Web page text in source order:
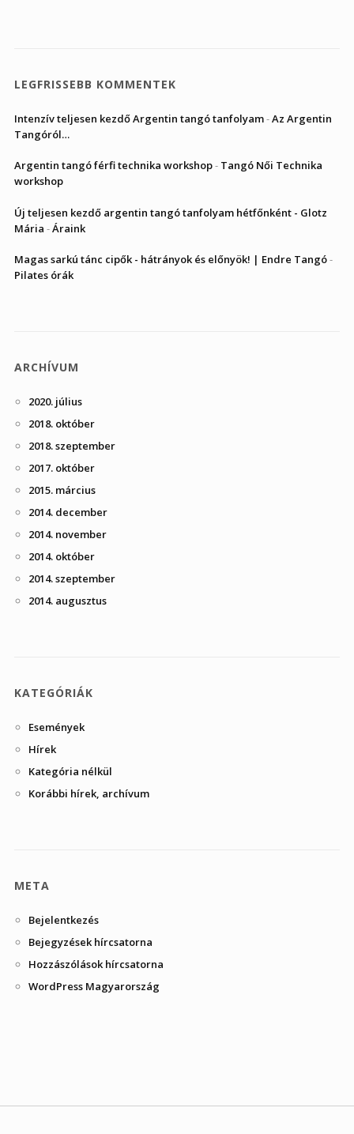
LEGFRISSEBB KOMMENTEK
Intenzív teljesen kezdő Argentin tangó tanfolyam-Az Argentin
Tangóról…
Argentin tangó férfi technika workshop- Tangó Női Technika
workshop
Új teljesen kezdő argentin tangó tanfolyam hétfőnként - Glotz
Mária -Áraink
Magas sarkú tánc cipők - hátrányok és előnyök! | Endre Tangó-
Pilates órák
ARCHÍVUM
2020. július
2018. október
2018. szeptember
2017. október
2015. március
2014. december
2014. november
2014. október
2014. szeptember
2014. augusztus
KATEGÓRIÁK
Események
Hírek
Kategória nélkül
Korábbi hírek, archívum
META
Bejelentkezés
Bejegyzések hírcsatorna
Hozzászólások hírcsatorna
WordPress Magyarország